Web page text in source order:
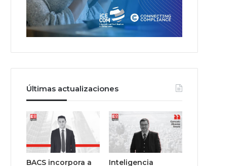
Últimas actualizaciones
BACS incorpora a
Inteligencia